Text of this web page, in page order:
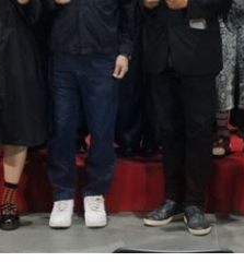
」氣
形
場！ 10:30
熱潮 10:00